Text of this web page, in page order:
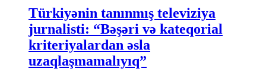
Türkiyənin tanınmış televiziya
jurnalisti: “Bəşəri və kateqorial
kriteriyalardan əsla
uzaqlaşmamalıyıq”